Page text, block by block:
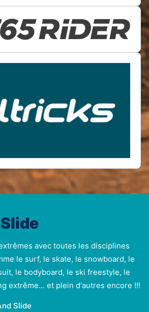
avec toutes les disciplines
le surf, le skate, le snowboard, le
le bodyboard, le ski freestyle, le
extrême... et plein d'autres encore !!!
Slide